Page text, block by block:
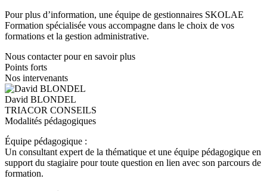
Pour plus d’information, une équipe de gestionnaires SKOLAE
Formation spécialisée vous accompagne dans le choix de vos
formations et la gestion administrative.
Nous contacter pour en savoir plus
Points forts
Nos intervenants
David BLONDEL
TRIACOR CONSEILS
Modalités pédagogiques
Équipe pédagogique :
Un consultant expert de la thématique et une équipe pédagogique en
support du stagiaire pour toute question en lien avec son parcours de
formation.